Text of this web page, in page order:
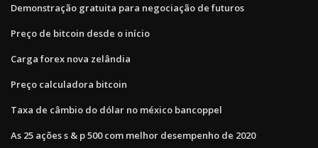
Demonstração gratuita para negociação de futuros
Preço de bitcoin desde o início
Carga forex nova zelândia
Preço calculadora bitcoin
Taxa de câmbio do dólar no méxico bancoppel
As 25 ações s & p 500 com melhor desempenho de 2020